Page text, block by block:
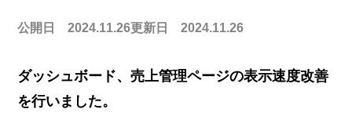
公開日 2024.11.26更新日 2024.11.26
ダッシュボード、売上管理ページの表示速度改善
を行いました。